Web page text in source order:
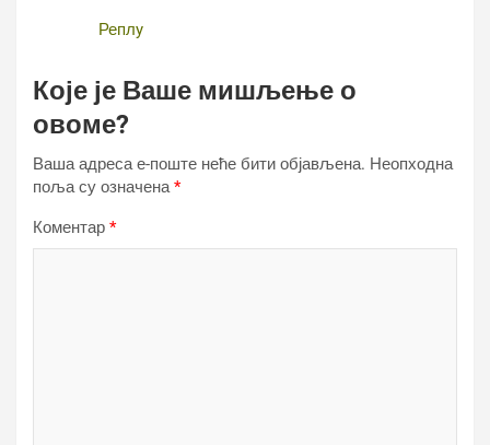
Реплy
Које је Ваше мишљење о
овоме?
Ваша адреса е-поште неће бити објављена. Неопходна
поља су означена*
Коментар *